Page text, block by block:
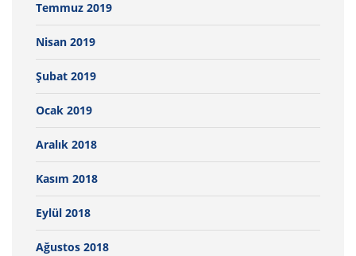
Temmuz 2019
Nisan 2019
Şubat 2019
Ocak 2019
Aralık 2018
Kasım 2018
Eylül 2018
Ağustos 2018